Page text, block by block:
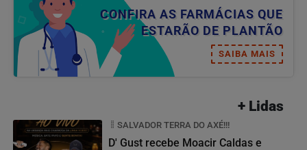
CONFIRA AS FARMÁCIAS QUE
ESTARÃO DE PLANTÃO
SAIBA MAIS
+ Lidas
SALVADOR TERRA DO AXÉ!!!
D' Gust recebe Moacir Caldas e